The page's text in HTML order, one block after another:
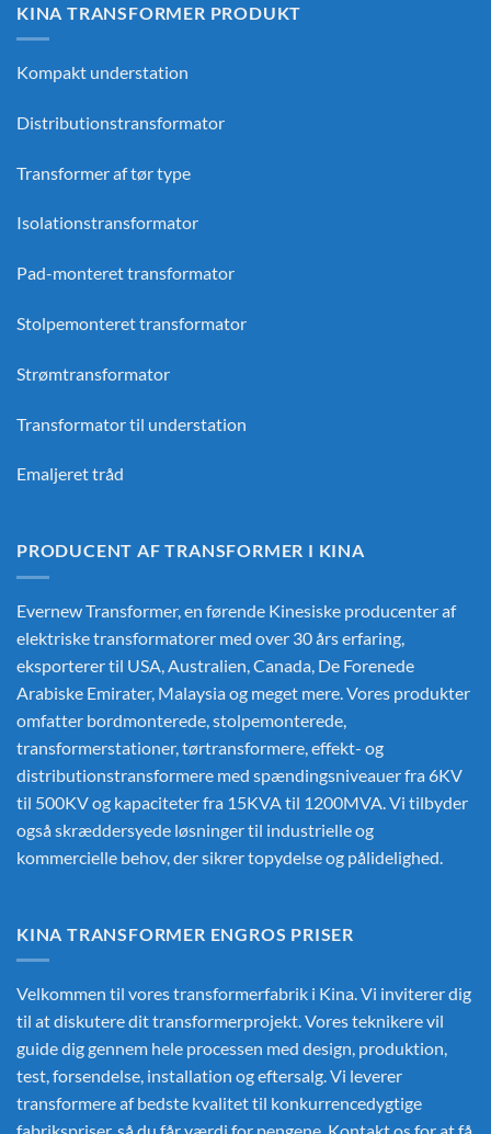
KINA TRANSFORMER PRODUKT
Kompakt understation
Distributionstransformator
Transformer af tør type
Isolationstransformator
Pad-monteret transformator
Stolpemonteret transformator
Strømtransformator
Transformator til understation
Emaljeret tråd
PRODUCENT AF TRANSFORMER I KINA
Evernew Transformer, en førende Kinesiske producenter af
elektriske transformatorer med over 30 års erfaring,
eksporterer til USA, Australien, Canada, De Forenede
Arabiske Emirater, Malaysia og meget mere. Vores produkter
omfatter bordmonterede, stolpemonterede,
transformerstationer, tørtransformere, effekt- og
distributionstransformere med spændingsniveauer fra 6KV
til 500KV og kapaciteter fra 15KVA til 1200MVA. Vi tilbyder
også skræddersyede løsninger til industrielle og
kommercielle behov, der sikrer topydelse og pålidelighed.
KINA TRANSFORMER ENGROS PRISER
Velkommen til vores transformerfabrik i Kina. Vi inviterer dig
til at diskutere dit transformerprojekt. Vores teknikere vil
guide dig gennem hele processen med design, produktion,
test, forsendelse, installation og eftersalg. Vi leverer
transformere af bedste kvalitet til konkurrencedygtige